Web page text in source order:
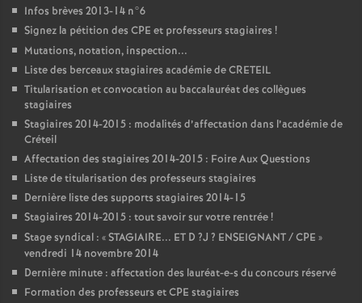
Infos brèves 2013-14 n°6
Signez la pétition des CPE et professeurs stagiaires !
Mutations, notation, inspection...
Liste des berceaux stagiaires académie deCRETEIL
Titularisation et convocation au baccalauréat des collègues
stagiaires
Stagiaires 2014-2015 : modalités d’affectation dans l’académie de
Créteil
Affectation des stagiaires 2014-2015 : Foire Aux Questions
Liste de titularisation des professeurs stagiaires
Dernière liste des supports stagiaires 2014-15
Stagiaires 2014-2015 : tout savoir sur votre rentrée!
Stage syndical : «STAGIAIRE... ET D ?J ? ENSEIGNANT/CPE »
vendredi 14 novembre 2014
Dernière minute : affectation des lauréat-e-s du concours réservé
Formation des professeurs etCPE stagiaires